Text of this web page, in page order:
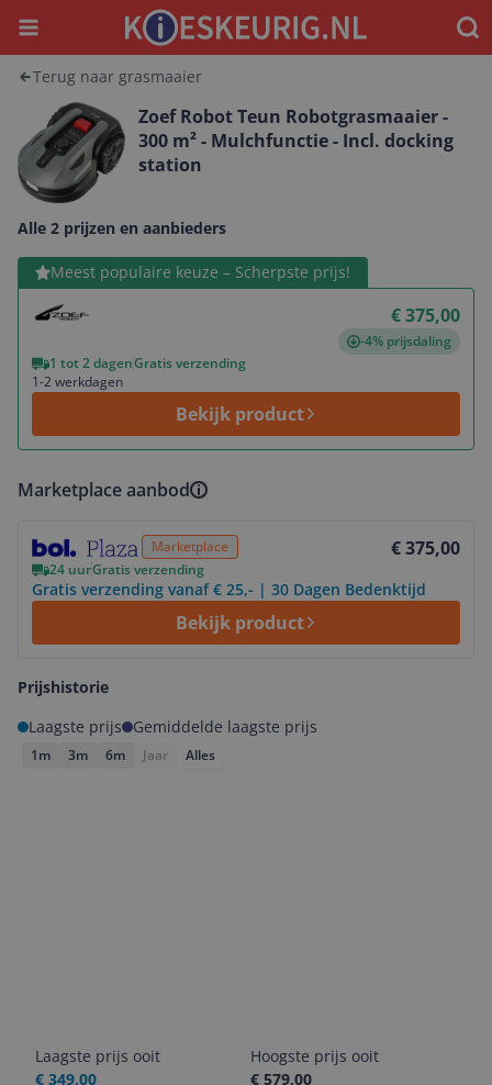
Menu
Terug naar grasmaaier
Zoef Robot Teun Robotgrasmaaier -
300 m² - Mulchfunctie - Incl. docking
station
Alle 2 prijzen en aanbieders
Meest populaire keuze – Scherpste prijs!
€ 375,00
-4% prijsdaling
1 tot 2 dagenGratis verzending
1-2 werkdagen
Bekijk product
Bekijk product
Marketplace aanbod
Marketplace € 375,00
24 uurGratis verzending
Gratis verzending vanaf € 25,- | 30 Dagen Bedenktijd
Bekijk product
Prijshistorie
Laagste prijs
Gemiddelde laagste prijs
1m 3m 6m Jaar Alles
Laagste prijs ooit
€ 349,00
Hoogste prijs ooit
€ 579,00